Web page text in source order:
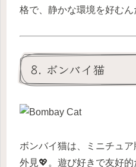
格で、静かな環境を好むん
8. ボンバイ猫
ボンバイ猫は、ミニチュ
外見💖。遊び好きで友好